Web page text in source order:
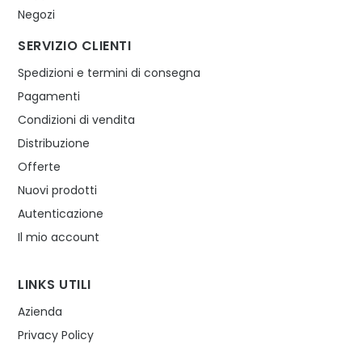
Negozi
SERVIZIO CLIENTI
Spedizioni e termini di consegna
Pagamenti
Condizioni di vendita
Distribuzione
Offerte
Nuovi prodotti
Autenticazione
Il mio account
LINKS UTILI
Azienda
Privacy Policy